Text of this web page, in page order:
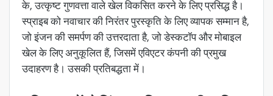
के, उत्कृष्ट गुणवत्ता वाले खेल विकसित करने के लिए प्रसिद्ध है।
स्प्राइब को नवाचार की निरंतर पुरस्कृति के लिए व्यापक सम्मान है,
जो इंजन की समर्पण की उत्तरदाता है, जो डेस्कटॉप और मोबाइल
खेल के लिए अनुकूलित हैं, जिसमें एविएटर कंपनी की प्रमुख
उदाहरण है। उसकी प्रतिबद्धता में।